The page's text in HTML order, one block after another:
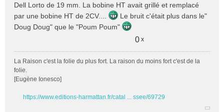
Dell Lorto de 19 mm. La bobine HT avait grillé et remplacé
par une bobine HT de 2CV....
Le bruit c'était plus dans le"
Doug Doug" que le "Poum Poum"
0 x
La Raison c'est la folie du plus fort. La raison du moins fort c'est de la
folie.
[Eugène Ionesco]
https://www.editions-harmattan.fr/catal ... ssee/69729